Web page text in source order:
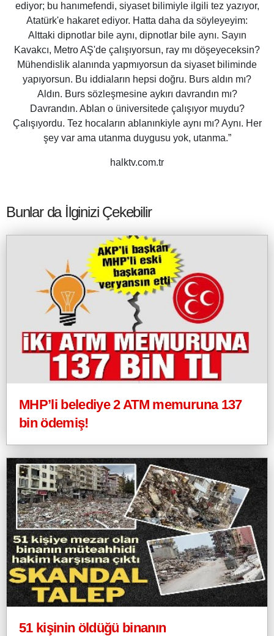
ediyor; bu hanımefendi, siyaset bilimiyle ilgili tez yazıyor,
Atatürk'e hakaret ediyor. Hatta daha da söyleyeyim:
Alttaki dipnotlar bile aynı, dipnotlar bile aynı. Sayın
Kavakcı, Metro AŞ'de çalışıyorsun, ray mı döşeyeceksin?
Mühendislik alanında yapmıyorsun da siyaset biliminde
yapıyorsun. Bu iddiaların hepsi doğru. Burs aldın mı?
Aldın. Burs sözleşmesine aykırı davrandın mı?
Davrandın. Ablan o üniversitede çalışıyor muydu?
Çalışıyordu. Tez hocaların ablanınkiyle aynı mı? Aynı. Her
şey var ama utanma duygusu yok, utanma.”
halktv.com.tr
Bunlar da İlginizi Çekebilir
MHP’li belediye 2 ATM memuruna 137
bin ödemiş!
51 kişinin öldüğü binanın